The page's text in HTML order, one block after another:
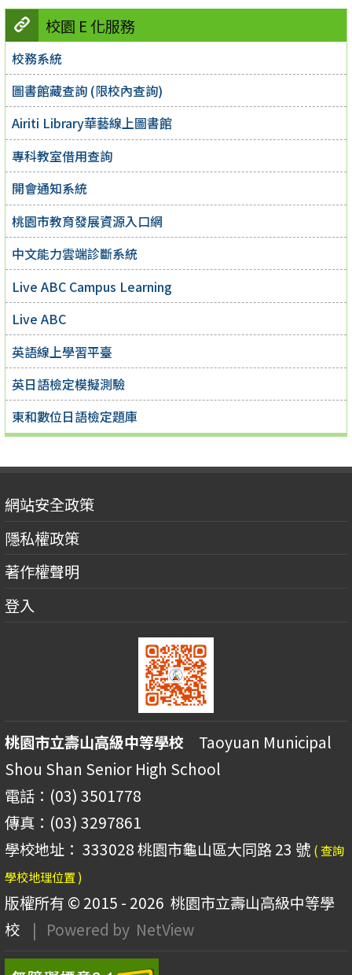
校園 E 化服務
校務系統
圖書館藏查詢 (限校內查詢)
Airiti Library華藝線上圖書館
專科教室借用查詢
開會通知系統
桃園市教育發展資源入口網
中文能力雲端診斷系統
Live ABC Campus Learning
Live ABC
英語線上學習平臺
英日語檢定模擬測驗
東和數位日語檢定題庫
網站安全政策
隱私權政策
著作權聲明
登入
桃園市立壽山高級中等學校 Taoyuan Municipal
Shou Shan Senior High School
電話：(03) 3501778
傳真：(03) 3297861
學校地址： 333028 桃園市龜山區大同路 23 號 ( 查詢
學校地理位置 )
版權所有 © 2015 - 2026 桃園市立壽山高級中等學
校
| Powered by NetView